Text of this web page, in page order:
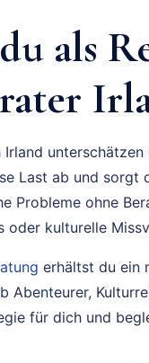
als
Irland
Last ab und sorgt
Probleme ohne
oder kulturelle
erhältst du ein
Abenteurer,
für dich und